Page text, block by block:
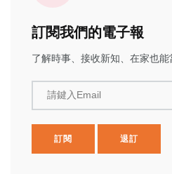
訂閱我們的電子報
了解時事、接收新知、在家也能
請鍵入Email
訂閱 退訂